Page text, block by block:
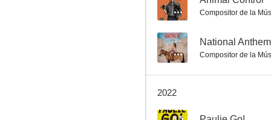
6.9
Compositor de la
-- National Anthem
Compositor de la
2022